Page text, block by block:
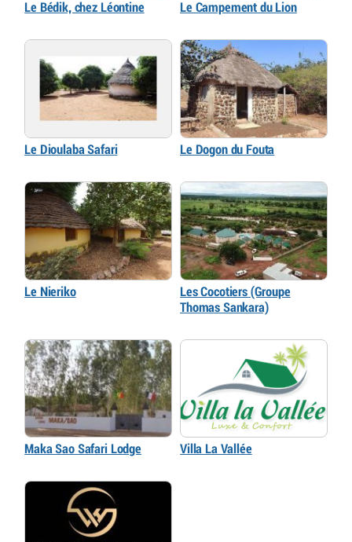
Le Bédik, chez Léontine Le Campement du Lion
Le Dioulaba Safari Le Dogon du Fouta
Le Nieriko
Les Cocotiers (Groupe
Thomas Sankara)
Maka Sao Safari Lodge Villa La Vallée